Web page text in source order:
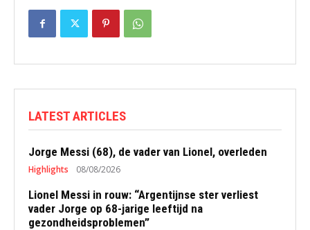
LATEST ARTICLES
Jorge Messi (68), de vader van Lionel, overleden
Highlights 08/08/2026
Lionel Messi in rouw: “Argentijnse ster verliest
vader Jorge op 68-jarige leeftijd na
gezondheidsproblemen”